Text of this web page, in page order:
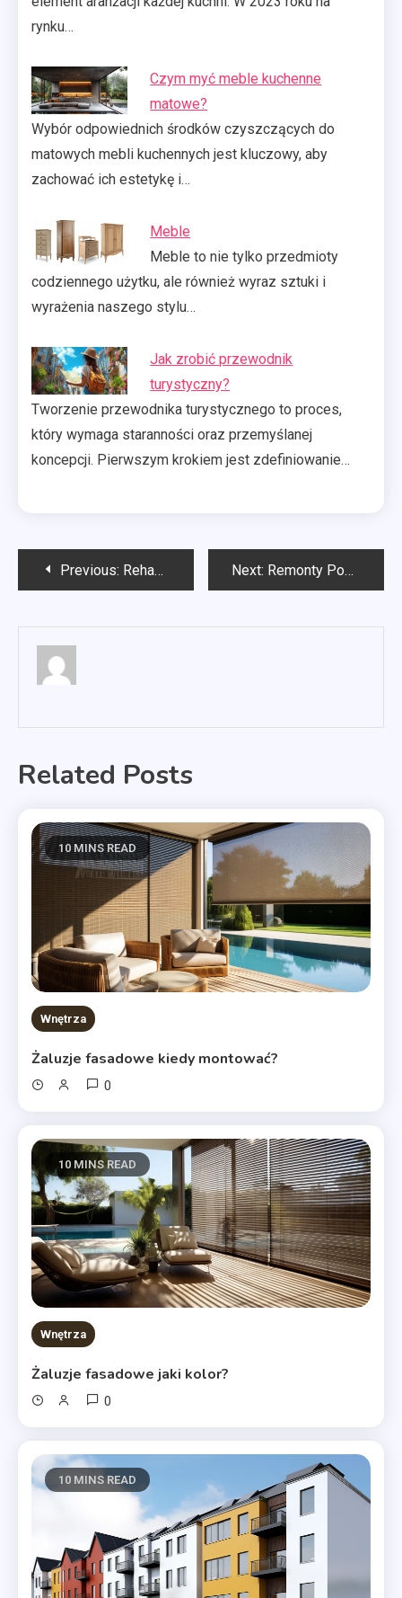
rynku…
Czym myć meble kuchenne
matowe?
Wybór odpowiednich środków czyszczących do
matowych mebli kuchennych jest kluczowy, aby
zachować ich estetykę i…
Meble
Meble to nie tylko przedmioty
codziennego użytku, ale również wyraz sztuki i
wyrażenia naszego stylu…
Jak zrobić przewodnik
turystyczny?
Tworzenie przewodnika turystycznego to proces,
który wymaga staranności oraz przemyślanej
koncepcji. Pierwszym krokiem jest zdefiniowanie…
Nawigacja
Previous: Rehabilitacja Szczecin Next: Remonty Poznań
Related Posts
10 MINS READ
Wnętrza
Żaluzje fasadowe kiedy montować?
0
10 MINS READ
Wnętrza
Żaluzje fasadowe jaki kolor?
0
10 MINS READ